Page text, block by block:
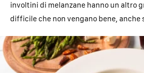
involtini di melanzane hanno un altro
difficile che non vengano bene, anche